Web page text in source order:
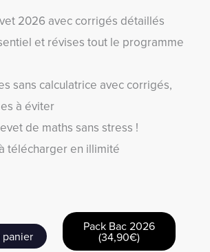
2026 avec corrigés détaillés
et révises tout le programme
sans calculatrice avec corrigés,
à éviter
de maths sans stress !
télécharger en illimité
Pack Bac 2026
(34,90€)